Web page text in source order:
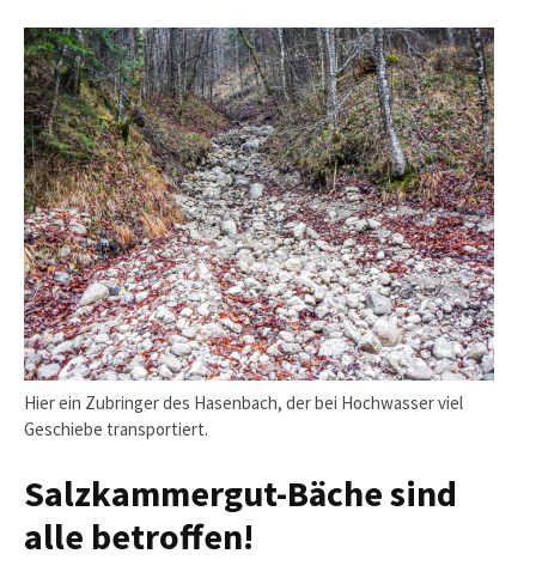
Hier ein Zubringer des Hasenbach, der bei Hochwasser viel
Geschiebe transportiert.
Salzkammergut-Bäche sind
alle betroffen!